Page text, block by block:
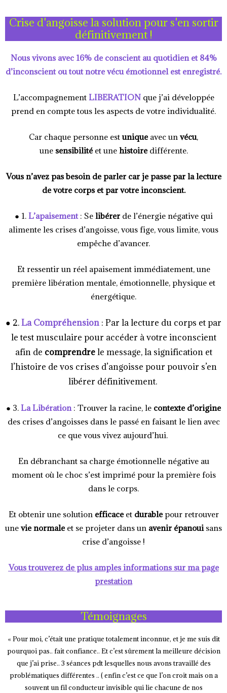
Crise d'angoisse la solution pour s'en sortir
définitivement !
Nous vivons avec 16% de conscient au quotidien et 84%
d’inconscient ou tout notre vécu émotionnel est enregistré.
L’accompagnement LIBERATIONque j’ai développée
prend en compte tous les aspects de votre individualité.
Car chaque personne estunique avec un vécu,
une sensibilitéet une histoiredifférente.
Vous n’avez pas besoin de parler car je passe par la lecture
de votre corps et par votre inconscient.
● 1. L’apaisement: Se libérerde l’énergie négative qui
alimente les crises d’angoisse, vous fige, vous limite, vous
empêche d’avancer.
Et ressentir un réel apaisement immédiatement, une
première libération mentale, émotionnelle, physique et
énergétique.
● 2.La Compréhension : Par la lecture du corps et par
le test musculaire pour accéder à votre inconscient
afin de comprendrele message, la signification et
l’histoire de vos crises d’angoisse pour pouvoir s’en
libérer définitivement.
● 3. La Libération: Trouver la racine, le contexte d’origine
des crises d’angoisses dans le passé en faisant le lien avec
ce que vous vivez aujourd’hui.
En débranchant sa charge émotionnelle négative au
moment où le choc s’est imprimé pour la première fois
dans le corps.
Et obtenir une solution efficaceet durable pour retrouver
une vie normale et se projeter dans un avenir épanouisans
crise d’angoisse !
Vous trouverez de plus amples informations sur ma page
prestation
Témoignages
« Pour moi, c’était une pratique totalement inconnue, et je me suis dit
pourquoi pas.. fait confiance.. Et c’est sûrement la meilleure décision
que j’ai prise.. 3 séances pdt lesquelles nous avons travaillé des
problématiques différentes .. ( enfin c’est ce que l’on croit mais on a
souvent un fil conducteur invisible qui lie chacune de nos